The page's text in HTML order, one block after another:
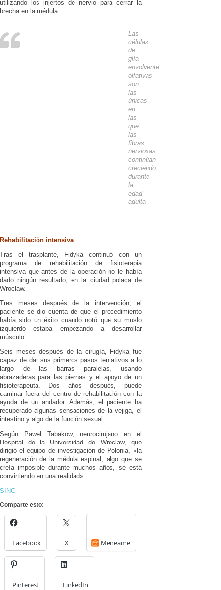
utilizando los injertos de nervio para cerrar la
brecha en la médula.
Las
células
de
glía
envolvente
olfativas
son
las
únicas
en
las
que
las
fibras
nerviosas
continúan
creciendo
durante
la
edad
adulta
Rehabilitación intensiva
Tras el trasplante, Fidyka continuó con un
programa de rehabilitación de fisioterapia
intensiva que antes de la operación no le había
dado ningún resultado, en la ciudad polaca de
Wroclaw.
Tres meses después de la intervención, el
paciente se dio cuenta de que el procedimiento
había sido un éxito cuando notó que su muslo
izquierdo estaba empezando a desarrollar
músculo.
Seis meses después de la cirugía, Fidyka fue
capaz de dar sus primeros pasos tentativos a lo
largo de las barras paralelas, usando
abrazaderas para las piernas y el apoyo de un
fisioterapeuta. Dos años después, puede
caminar fuera del centro de rehabilitación con la
ayuda de un andador. Además, el paciente ha
recuperado algunas sensaciones de la vejiga, el
intestino y algo de la función sexual.
Según Pawel Tabakow, neurocirujano en el
Hospital de la Universidad de Wroclaw, que
dirigió el equipo de investigación de Polonia, «la
regeneración de la médula espinal, algo que se
creía imposible durante muchos años, se está
convirtiendo en una realidad».
SINC
Comparte esto:
Facebook X Menéame
Pinterest LinkedIn